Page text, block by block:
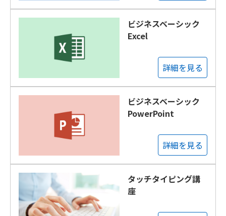
ビジネスベーシック
Excel
詳細を見る
ビジネスベーシック
PowerPoint
詳細を見る
タッチタイピング講
座